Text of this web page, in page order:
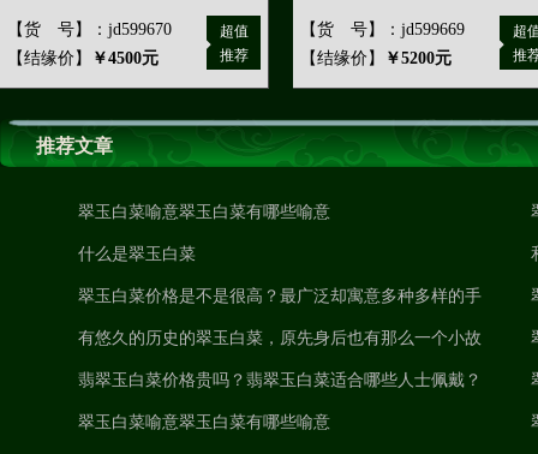
【货 号】：jd599670
【结缘价】
￥4500元
超值
推荐
【货 号】：jd599669
【结缘价】
￥5200元
超
推
推荐文章
翠玉白菜喻意翠玉白菜有哪些喻意
什么是翠玉白菜
翠玉白菜价格是不是很高？最广泛却寓意多种多样的手
雕主题风格竟然是它？
有悠久的历史的翠玉白菜，原先身后也有那么一个小故
事！
翡翠玉白菜价格贵吗？翡翠玉白菜适合哪些人士佩戴？
翠玉白菜喻意翠玉白菜有哪些喻意